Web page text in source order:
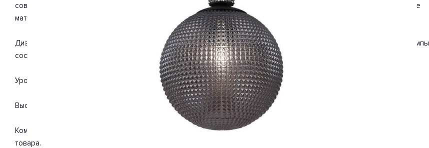
современный. Отлично подойдет для такого типа помещений, как кухня. Цвет товара серый, черный. Используемые
материалы: металл, стекло. С учетом технических характеристик мощности хватит для освещения 3.3 м2.
Дизайн и форма плафона округлый. Цоколь E27. Вид ламп: накаливания. Количество ламп 1 шт. Мощность одной лампы
составляет 60 Вт. Общая мощность 60 Вт. Напряжение 220 Вольт.
Уровень защищенности от влаги и пыли IP20. Расширенная гарантия на товар 2 года.
Высота 375 мм. Диаметр 250 мм. Вес товара 2.55 кг.
Комплектация: Подвесной светильник. Инструкция по сборке/использованию. Детали, необходимые для сборки
товара.